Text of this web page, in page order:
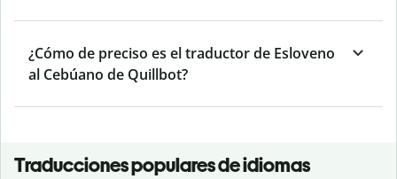
¿Cómo de preciso es el traductor de Esloveno
al Cebúano de Quillbot?
Traducciones populares de idiomas